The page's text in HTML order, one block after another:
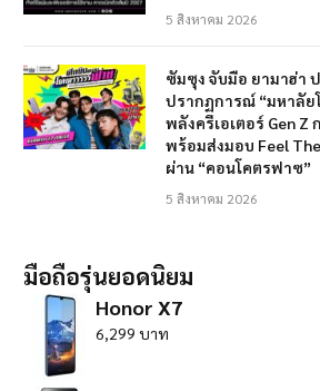
5 สิงหาคม 2026
ซัมซุง จับมือ ยามาฮ่า
ปรากฏการณ์ “มหาลั
พลังครีเอเตอร์ Gen Z
พร้อมส่งมอบ Feel
ผ่าน “คอนโคตรฟาซ”
5 สิงหาคม 2026
มือถือรุ่นยอดนิยม
Honor X7
6,299 บาท